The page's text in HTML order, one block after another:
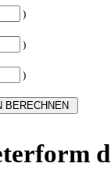
)
)
)